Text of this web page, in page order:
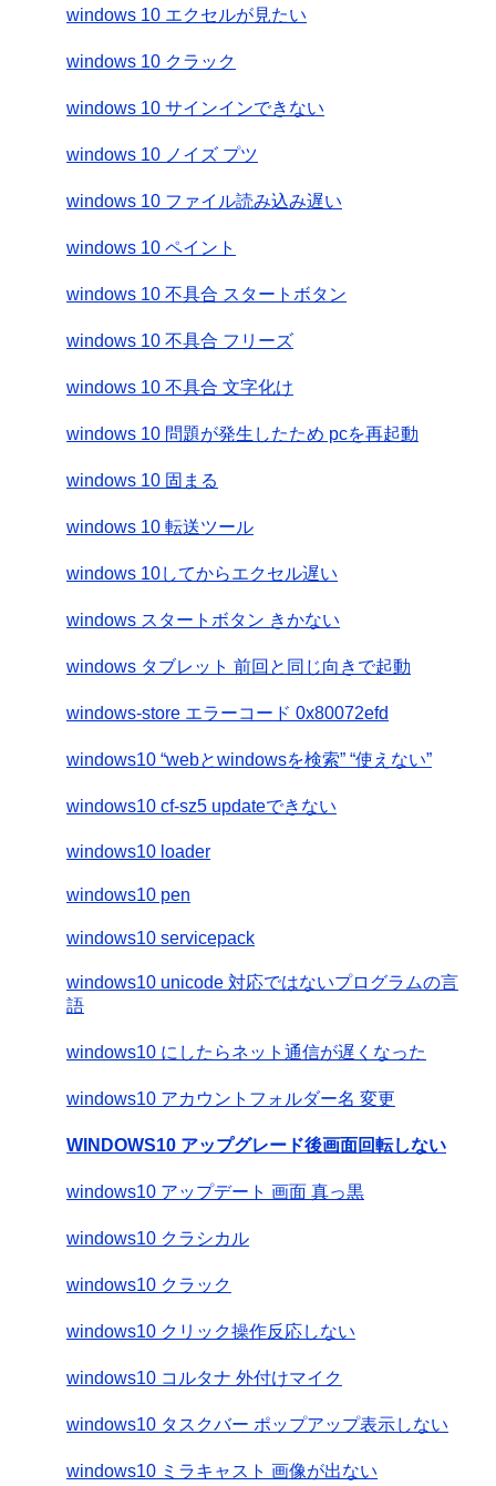
windows 10 エクセルが見たい
windows 10 クラック
windows 10 サインインできない
windows 10 ノイズ プツ
windows 10 ファイル読み込み遅い
windows 10 ペイント
windows 10 不具合 スタートボタン
windows 10 不具合 フリーズ
windows 10 不具合 文字化け
windows 10 問題が発生したため pcを再起動
windows 10 固まる
windows 10 転送ツール
windows 10してからエクセル遅い
windows スタートボタン きかない
windows タブレット 前回と同じ向きで起動
windows-store エラーコード 0x80072efd
windows10 “webとwindowsを検索” “使えない”
windows10 cf-sz5 updateできない
windows10 loader
windows10 pen
windows10 servicepack
windows10 unicode 対応ではないプログラムの言
語
windows10 にしたらネット通信が遅くなった
windows10 アカウントフォルダー名 変更
WINDOWS10 アップグレード後画面回転しない
windows10 アップデート 画面 真っ黒
windows10 クラシカル
windows10 クラック
windows10 クリック操作反応しない
windows10 コルタナ 外付けマイク
windows10 タスクバー ポップアップ表示しない
windows10 ミラキャスト 画像が出ない